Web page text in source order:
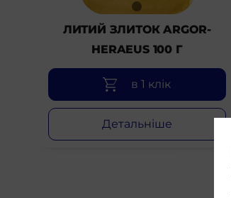
ЛИТИЙ ЗЛИТОК ARGOR-
HERAEUS 100 Г
в 1 клік
Детальніше